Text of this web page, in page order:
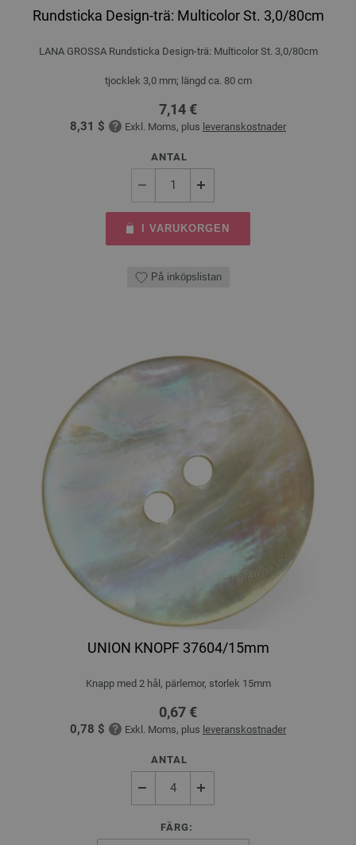
Rundsticka Design-trä: Multicolor St. 3,0/80cm
LANA GROSSA Rundsticka Design-trä: Multicolor St. 3,0/80cm
tjocklek 3,0 mm; längd ca. 80 cm
7,14 €
8,31 $ Exkl. Moms, plus leveranskostnader
ANTAL
I VARUKORGEN
På inköpslistan
UNION KNOPF 37604/15mm
Knapp med 2 hål, pärlemor, storlek 15mm
0,67 €
0,78 $ Exkl. Moms, plus leveranskostnader
ANTAL
FÄRG: